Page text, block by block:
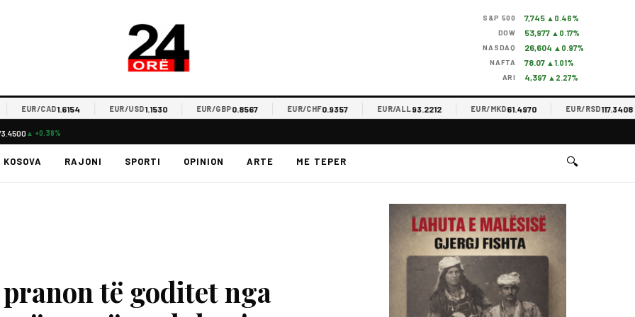
S&P 500 7,745 ▲0.46%
DOW 53,977 ▲0.17%
NASDAQ 26,604 ▲0.97%
NAFTA 78.07 ▲1.01%
ARI 4,397 ▲2.27%
EUR/CAD1.6154 EUR/USD1.1530 EUR/GBP0.8567 EUR/CHF0.9357 EUR/ALL93.2212 EUR/MKD61.4970 EUR/RSD117.3408
▲ +0.38%
KOSOVA RAJONI SPORTI OPINION ARTE ME TEPER 🔍
të goditet nga